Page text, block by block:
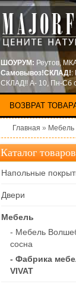
ШОУРУМ: Реутов,
Самовывоз!СКЛАД!:
СКЛАД!! А- 10, Пн-Сб
ВОЗВРАТ
Главная » Мебель
Каталог товаров
Напольные
Двери
Мебель
- Мебель
сосна
- Фабрика
VIVAT